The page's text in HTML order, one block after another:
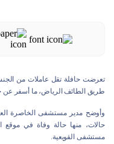
تعرضت حافلة تقل عاملات من
طريق الطائف الرياض، ما أسفر عن
حالات، منها حالة وفاة في موقع
مستشفى القويعية.